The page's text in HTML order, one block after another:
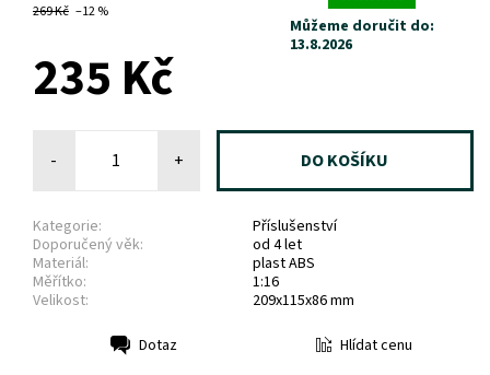
269 Kč –12 %
Můžeme doručit do:
13.8.2026
235 Kč
- +
Kategorie:
Příslušenství
Doporučený věk:
od 4 let
Materiál:
plast ABS
Měřítko:
1:16
Velikost:
209x115x86 mm
Dotaz
Hlídat cenu